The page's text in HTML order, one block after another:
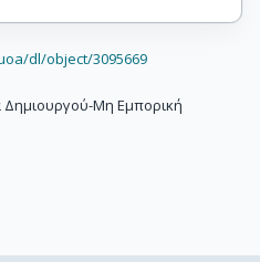
dl/object/3095669
Μη Εμπορική